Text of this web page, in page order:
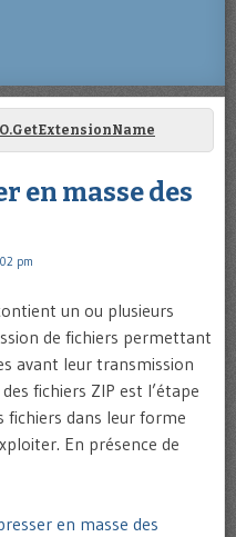
en masse des
pm
un ou plusieurs
de fichiers permettant
avant leur transmission
fichiers ZIP est l’étape
fichiers dans leur forme
En présence de
en masse des